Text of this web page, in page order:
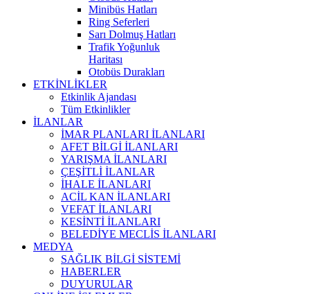
Minibüs Hatları
Ring Seferleri
Sarı Dolmuş Hatları
Trafik Yoğunluk
Haritası
Otobüs Durakları
ETKİNLİKLER
Etkinlik Ajandası
Tüm Etkinlikler
İLANLAR
İMAR PLANLARI İLANLARI
AFET BİLGİ İLANLARI
YARIŞMA İLANLARI
ÇEŞİTLİ İLANLAR
İHALE İLANLARI
ACİL KAN İLANLARI
VEFAT İLANLARI
KESİNTİ İLANLARI
BELEDİYE MECLİS İLANLARI
MEDYA
SAĞLIK BİLGİ SİSTEMİ
HABERLER
DUYURULAR